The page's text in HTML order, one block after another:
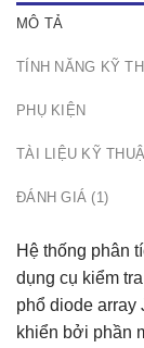
MÔ TẢ
TÍNH NĂNG KỸ
PHỤ KIỆN
TÀI LIỆU KỸ
ĐÁNH GIÁ (1)
Hệ thống phân
dụng cụ kiểm
phổ diode array
khiển bởi phần